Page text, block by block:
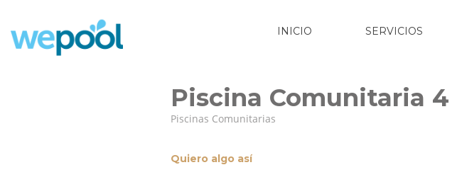
INICIO SERVICIOS
Piscina Comunitaria 4
Piscinas Comunitarias
Quiero algo así